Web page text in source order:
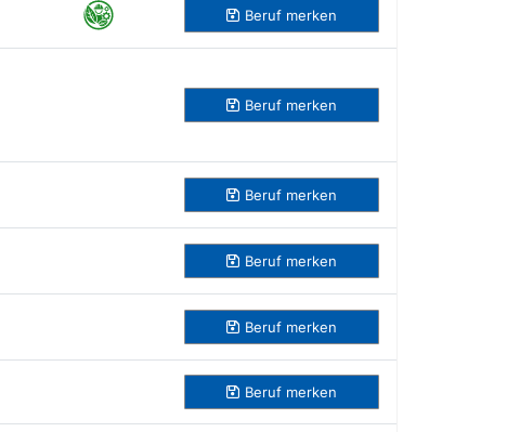
Beruf merken
Beruf merken
Beruf merken
Beruf merken
Beruf merken
Beruf merken